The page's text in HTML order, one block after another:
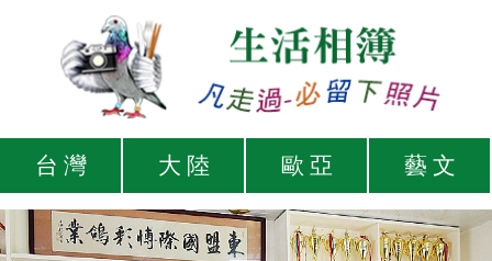
台 灣 大 陸 歐 亞 藝 文